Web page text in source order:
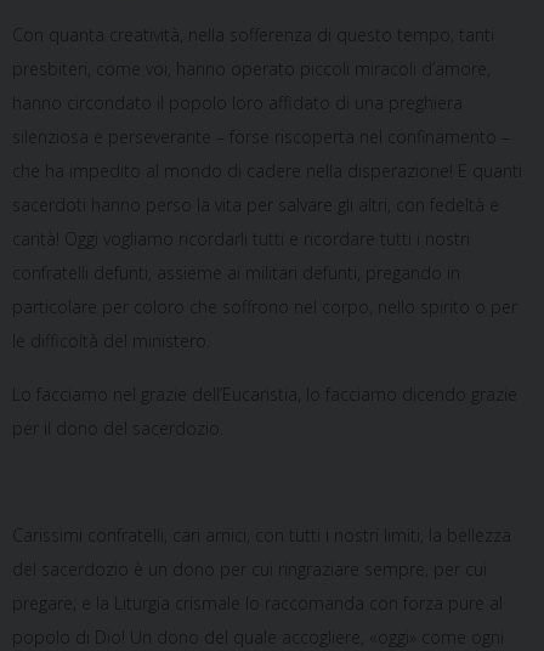
Con quanta creatività, nella sofferenza di questo tempo, tanti
presbiteri, come voi, hanno operato piccoli miracoli d’amore,
hanno circondato il popolo loro affidato di una preghiera
silenziosa e perseverante – forse riscoperta nel confinamento –
che ha impedito al mondo di cadere nella disperazione! E quanti
sacerdoti hanno perso la vita per salvare gli altri, con fedeltà e
carità! Oggi vogliamo ricordarli tutti e ricordare tutti i nostri
confratelli defunti, assieme ai militari defunti, pregando in
particolare per coloro che soffrono nel corpo, nello spirito o per
le difficoltà del ministero.
Lo facciamo nel grazie dell’Eucaristia, lo facciamo dicendo grazie
per il dono del sacerdozio.
Carissimi confratelli, cari amici, con tutti i nostri limiti, la bellezza
del sacerdozio è un dono per cui ringraziare sempre, per cui
pregare; e la Liturgia crismale lo raccomanda con forza pure al
popolo di Dio! Un dono del quale accogliere, «oggi» come ogni